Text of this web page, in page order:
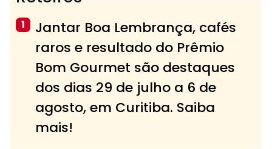
1
Jantar Boa Lembrança, cafés
raros e resultado do Prêmio
Bom Gourmet são destaques
dos dias 29 de julho a 6 de
agosto, em Curitiba. Saiba
mais!